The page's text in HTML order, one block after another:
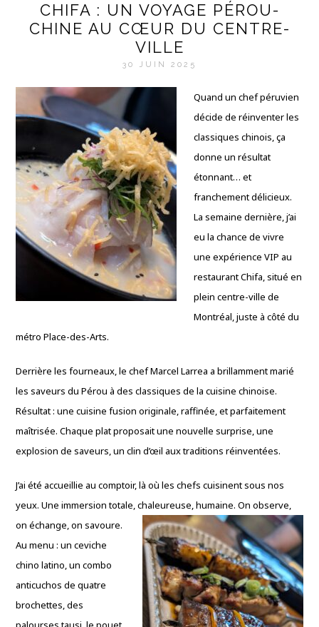
CHIFA : UN VOYAGE PÉROU-
CHINE AU CŒUR DU CENTRE-
VILLE
30 JUIN 2025
Quand un chef péruvien
décide de réinventer les
classiques chinois, ça
donne un résultat
étonnant… et
franchement délicieux.
La semaine dernière, j’ai
eu la chance de vivre
une expérience VIP au
restaurant Chifa, situé en
plein centre-ville de
Montréal, juste à côté du
métro Place-des-Arts.
Derrière les fourneaux, le chef Marcel Larrea a brillamment marié
les saveurs du Pérou à des classiques de la cuisine chinoise.
Résultat : une cuisine fusion originale, raffinée, et parfaitement
maîtrisée. Chaque plat proposait une nouvelle surprise, une
explosion de saveurs, un clin d’œil aux traditions réinventées.
J’ai été accueillie au comptoir, là où les chefs cuisinent sous nos
yeux. Une immersion totale, chaleureuse, humaine. On observe,
on échange, on savoure.
Au menu : un ceviche
chino latino, un combo
anticuchos de quatre
brochettes, des